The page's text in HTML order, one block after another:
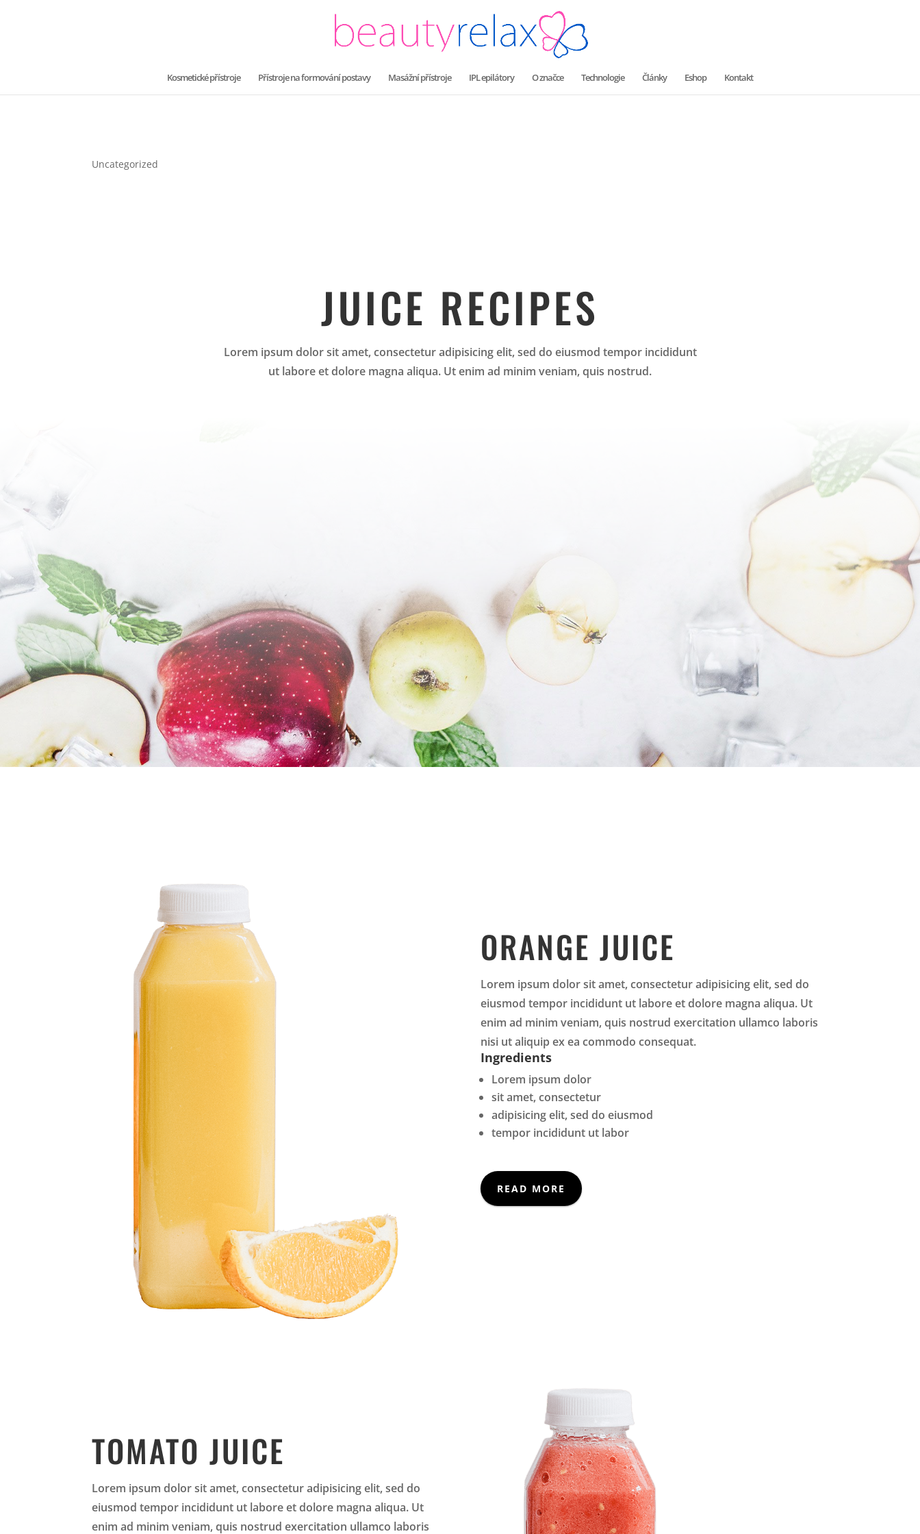
Kosmetické přístroje Přístroje na formování postavy Masážní přístroje IPL epilátory O značce Technologie Články Eshop Kontakt
Uncategorized
JUICE RECIPES
Lorem ipsum dolor sit amet, consectetur adipisicing elit, sed do eiusmod tempor incididunt
ut labore et dolore magna aliqua. Ut enim ad minim veniam, quis nostrud.
ORANGE JUICE
Lorem ipsum dolor sit amet, consectetur adipisicing elit, sed do
eiusmod tempor incididunt ut labore et dolore magna aliqua. Ut
enim ad minim veniam, quis nostrud exercitation ullamco laboris
nisi ut aliquip ex ea commodo consequat.
Ingredients
Lorem ipsum dolor
sit amet, consectetur
adipisicing elit, sed do eiusmod
tempor incididunt ut labor
READ MORE
TOMATO JUICE
Lorem ipsum dolor sit amet, consectetur adipisicing elit, sed do
eiusmod tempor incididunt ut labore et dolore magna aliqua. Ut
enim ad minim veniam, quis nostrud exercitation ullamco laboris